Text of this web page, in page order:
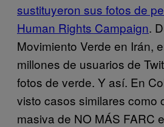
sustituyeron sus fotos de
Human Rights Campaign.
Movimiento Verde en Irán,
millones de usuarios de
fotos de verde. Y así. En
visto casos similares como
masiva de NO MÁS FARC